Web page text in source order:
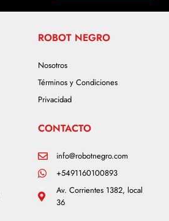
ROBOT NEGRO
Nosotros
Términos y Condiciones
Privacidad
CONTACTO
info@robotnegro.com
+5491160100893
Av. Corrientes 1382, local
36